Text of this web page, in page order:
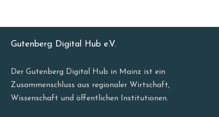
Gutenberg Digital Hub e.V.
Der Gutenberg Digital Hub in Mainz ist ein
Zusammenschluss aus regionaler Wirtschaft,
Wissenschaft und öffentlichen Institutionen.